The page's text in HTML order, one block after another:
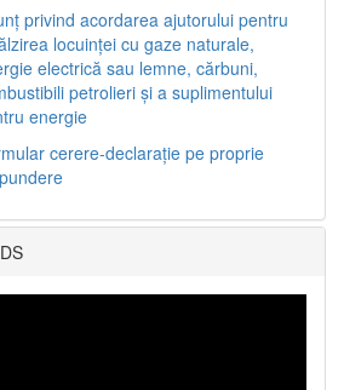
privind acordarea ajutorului pentru
locuinței cu gaze naturale,
electrică sau lemne, cărbuni,
petrolieri și a suplimentului
energie
cerere-declarație pe proprie